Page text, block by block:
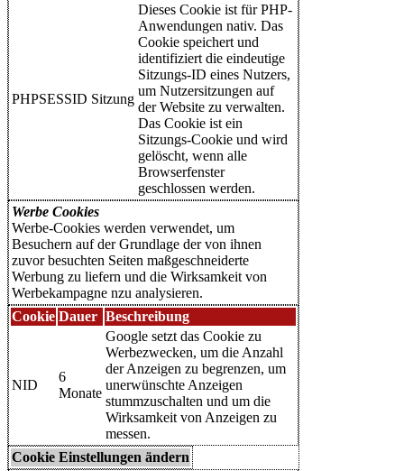
PHPSESSID Sitzung
Dieses Cookie ist für PHP-
Anwendungen nativ. Das
Cookie speichert und
identifiziert die eindeutige
Sitzungs-ID eines Nutzers,
um Nutzersitzungen auf
der Website zu verwalten.
Das Cookie ist ein
Sitzungs-Cookie und wird
gelöscht, wenn alle
Browserfenster
geschlossen werden.
Werbe Cookies
Werbe-Cookies werden verwendet, um
Besuchern auf der Grundlage der von ihnen
zuvor besuchten Seiten maßgeschneiderte
Werbung zu liefern und die Wirksamkeit von
Werbekampagne nzu analysieren.
Cookie Dauer Beschreibung
NID
6
Monate
Google setzt das Cookie zu
Werbezwecken, um die Anzahl
der Anzeigen zu begrenzen, um
unerwünschte Anzeigen
stummzuschalten und um die
Wirksamkeit von Anzeigen zu
messen.
Cookie Einstellungen ändern